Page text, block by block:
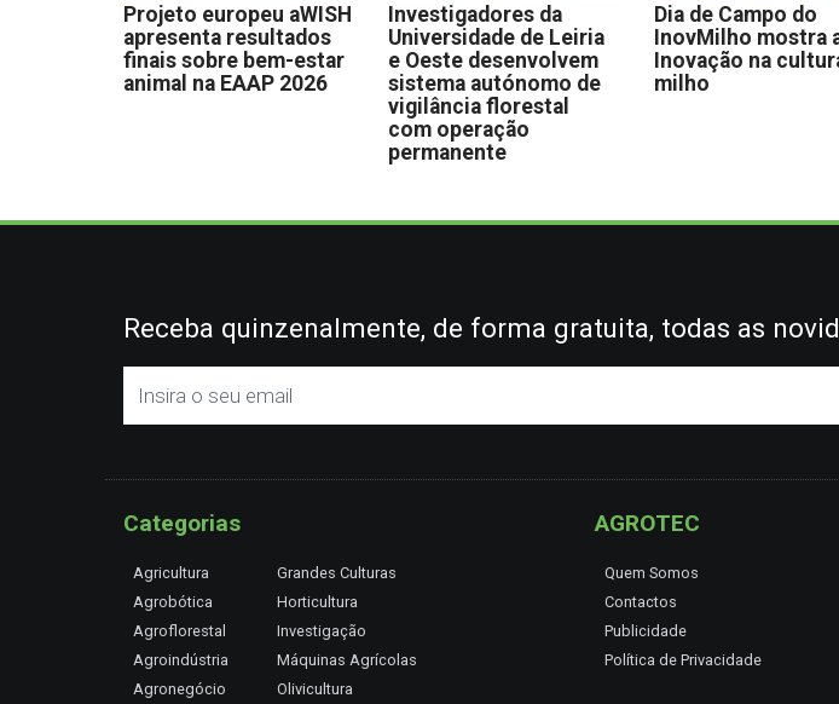
Projeto europeu aWISH
apresenta resultados
finais sobre bem-estar
animal na EAAP 2026
Investigadores da
Universidade de Leiria
e Oeste desenvolvem
sistema autónomo de
vigilância florestal
com operação
permanente
Dia de Campo do
InovMilho mostra
Inovação na
milho
Receba quinzenalmente, de forma gratuita, todas as
Categorias
Agricultura
Agrobótica
Agroflorestal
Agroindústria
Agronegócio
Grandes Culturas
Horticultura
Investigação
Máquinas Agrícolas
Olivicultura
AGROTEC
Quem Somos
Contactos
Publicidade
Política de Privacidade